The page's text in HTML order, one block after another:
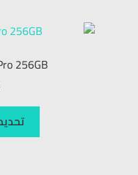
256GB